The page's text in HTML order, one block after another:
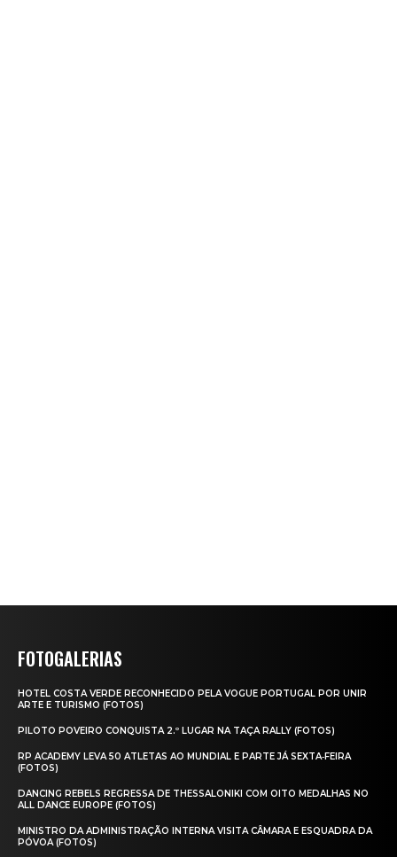
FOTOGALERIAS
HOTEL COSTA VERDE RECONHECIDO PELA VOGUE PORTUGAL POR UNIR
ARTE E TURISMO (FOTOS)
PILOTO POVEIRO CONQUISTA 2.º LUGAR NA TAÇA RALLY (FOTOS)
RP ACADEMY LEVA 50 ATLETAS AO MUNDIAL E PARTE JÁ SEXTA‑FEIRA
(FOTOS)
DANCING REBELS REGRESSA DE THESSALONIKI COM OITO MEDALHAS NO
ALL DANCE EUROPE (FOTOS)
MINISTRO DA ADMINISTRAÇÃO INTERNA VISITA CÂMARA E ESQUADRA DA
PÓVOA (FOTOS)